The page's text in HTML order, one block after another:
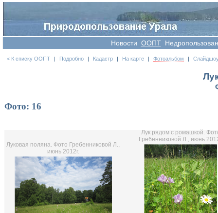
Новости OOПT
< К списку ООПТ | Подробно | Кадастр | На карте | Фотоальбом |
Фото: 16
Луковая поляна. Фото Гребенниковой Л.,
июнь 2012г.
Лук рядом с ромашкой.
Гребенниковой Л., июнь